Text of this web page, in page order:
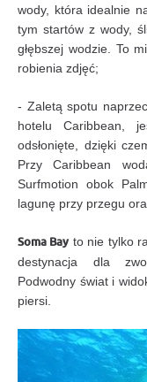
wody, która idealnie
tym startów z wody,
głębszej wodzie. To
robienia zdjęć;
- Zaletą spotu
hotelu Caribbean,
odsłonięte, dzięki
Przy Caribbean
Surfmotion obok
lagunę przy przegu
Soma Bay to nie tylko
destynacja dla
Podwodny świat i
piersi.